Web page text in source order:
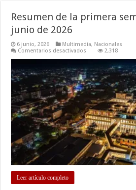
Resumen de la primera
junio de 2026
6 junio, 2026 Multimedia, Nacionales
Comentarios desactivados
la
primera
semana
del
mes
de
junio
de
2026
2,318
Leer artículo completo